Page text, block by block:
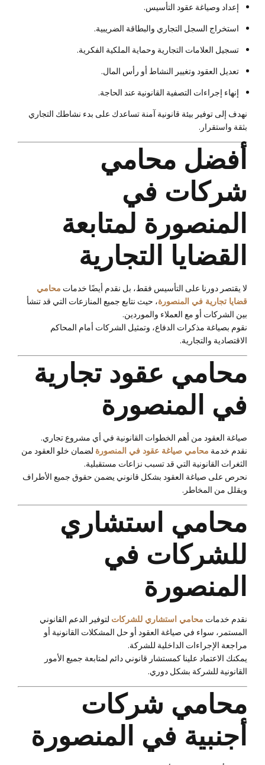
إعداد وصياغة عقود التأسيس.
استخراج السجل التجاري والبطاقة الضريبية.
تسجيل العلامات التجارية وحماية الملكية الفكرية.
تعديل العقود وتغيير النشاط أو رأس المال.
إنهاء إجراءات التصفية القانونية عند الحاجة.
نهدف إلى توفير بيئة قانونية آمنة تساعدك على بدء نشاطك التجاري
بثقة واستقرار.
أفضل محامي
شركات في
المنصورة لمتابعة
القضايا التجارية
لا يقتصر دورنا على التأسيس فقط، بل نقدم أيضًا خدمات محامي
قضايا تجارية في المنصورة، حيث نتابع جميع المنازعات التي قد تنشأ
بين الشركات أو مع العملاء والموردين.
نقوم بصياغة مذكرات الدفاع، وتمثيل الشركات أمام المحاكم
الاقتصادية والتجارية.
محامي عقود تجارية
في المنصورة
صياغة العقود من أهم الخطوات القانونية في أي مشروع تجاري.
نقدم خدمة محامي صياغة عقود في المنصورة لضمان خلو العقود من
الثغرات القانونية التي قد تسبب نزاعات مستقبلية.
نحرص على صياغة العقود بشكل قانوني يضمن حقوق جميع الأطراف
ويقلل من المخاطر.
محامي استشاري
للشركات في
المنصورة
نقدم خدمات محامي استشاري للشركات لتوفير الدعم القانوني
المستمر، سواء في صياغة العقود أو حل المشكلات القانونية أو
مراجعة الإجراءات الداخلية للشركة.
يمكنك الاعتماد علينا كمستشار قانوني دائم لمتابعة جميع الأمور
القانونية للشركة بشكل دوري.
محامي شركات
أجنبية في المنصورة